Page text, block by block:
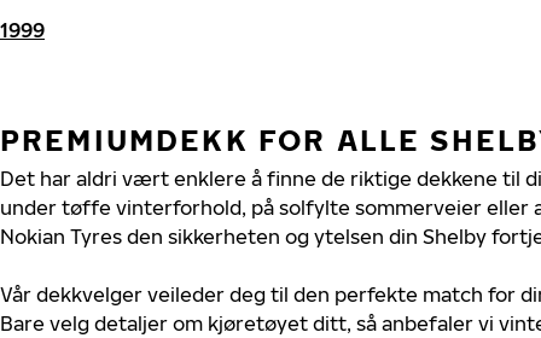
1999
PREMIUMDEKK FOR ALLE
Det har aldri vært enklere å finne de riktige dekkene til
under tøffe vinterforhold, på solfylte sommerveier eller
Nokian Tyres den sikkerheten og ytelsen din Shelby
Vår dekkvelger veileder deg til den perfekte match for
Bare velg detaljer om kjøretøyet ditt, så anbefaler vi